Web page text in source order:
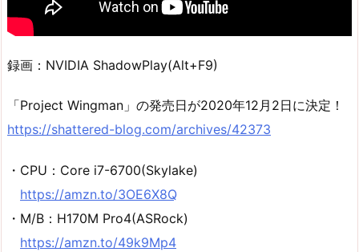
録画：NVIDIA ShadowPlay(Alt+F9)
「Project Wingman」の発売日が2020年12月2日に決定！
https://shattered-blog.com/archives/42373
・CPU：Core i7-6700(Skylake)
https://amzn.to/3OE6X8Q
・M/B：H170M Pro4(ASRock)
https://amzn.to/49k9Mp4